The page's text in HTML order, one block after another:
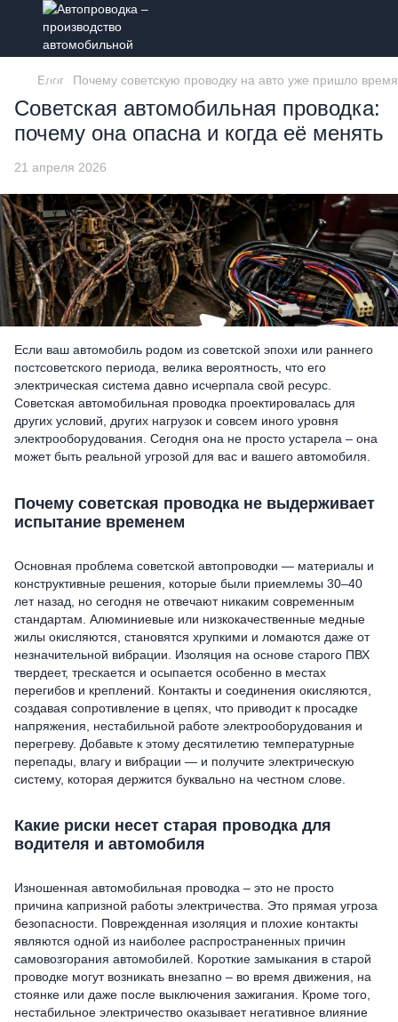
Блог Почему советскую проводку на авто уже пришло
Советская автомобильная проводка:
почему она опасна и когда её менять
21 апреля 2026
Если ваш автомобиль родом из советской эпохи или раннего
постсоветского периода, велика вероятность, что его
электрическая система давно исчерпала свой ресурс.
Советская автомобильная проводка проектировалась для
других условий, других нагрузок и совсем иного уровня
электрооборудования. Сегодня она не просто устарела – она
может быть реальной угрозой для вас и вашего автомобиля.
Почему советская проводка не выдерживает
испытание временем
Основная проблема советской автопроводки — материалы и
конструктивные решения, которые были приемлемы 30–40
лет назад, но сегодня не отвечают никаким современным
стандартам. Алюминиевые или низкокачественные медные
жилы окисляются, становятся хрупкими и ломаются даже от
незначительной вибрации. Изоляция на основе старого ПВХ
твердеет, трескается и осыпается особенно в местах
перегибов и креплений. Контакты и соединения окисляются,
создавая сопротивление в цепях, что приводит к просадке
напряжения, нестабильной работе электрооборудования и
перегреву. Добавьте к этому десятилетию температурные
перепады, влагу и вибрации — и получите электрическую
систему, которая держится буквально на честном слове.
Какие риски несет старая проводка для
водителя и автомобиля
Изношенная автомобильная проводка – это не просто
причина капризной работы электричества. Это прямая угроза
безопасности. Поврежденная изоляция и плохие контакты
являются одной из наиболее распространенных причин
самовозгорания автомобилей. Короткие замыкания в старой
проводке могут возникать внезапно – во время движения, на
стоянке или даже после выключения зажигания. Кроме того,
нестабильное электричество оказывает негативное влияние